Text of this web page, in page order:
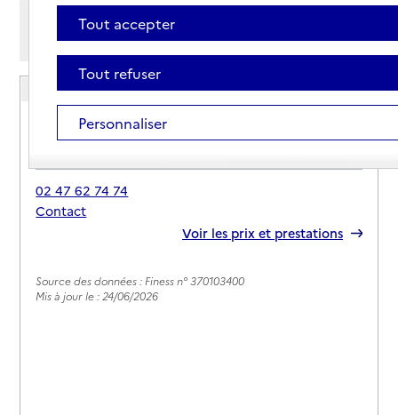
Afficher les résultats par:
Mode liste
Mode carte
EHPAD Jeanne Ruzé
Adresse
Rue Foulques Nerra
37360-Semblançay
02 47 62 74 74
Contact
Voir les prix et prestations
Source des données : Finess n° 370103400
Mis à jour le : 24/06/2026
Tout accepter
Tout refuser
Personnaliser